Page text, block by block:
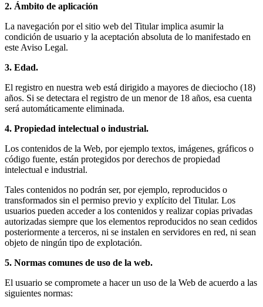
2. Ámbito de aplicación
La navegación por el sitio web del Titular implica asumir la
condición de usuario y la aceptación absoluta de lo manifestado en
este Aviso Legal.
3. Edad.
El registro en nuestra web está dirigido a mayores de dieciocho (18)
años. Si se detectara el registro de un menor de 18 años, esa cuenta
será automáticamente eliminada.
4. Propiedad intelectual o industrial.
Los contenidos de la Web, por ejemplo textos, imágenes, gráficos o
código fuente, están protegidos por derechos de propiedad
intelectual e industrial.
Tales contenidos no podrán ser, por ejemplo, reproducidos o
transformados sin el permiso previo y explícito del Titular. Los
usuarios pueden acceder a los contenidos y realizar copias privadas
autorizadas siempre que los elementos reproducidos no sean cedidos
posteriormente a terceros, ni se instalen en servidores en red, ni sean
objeto de ningún tipo de explotación.
5. Normas comunes de uso de la web.
El usuario se compromete a hacer un uso de la Web de acuerdo a las
siguientes normas: